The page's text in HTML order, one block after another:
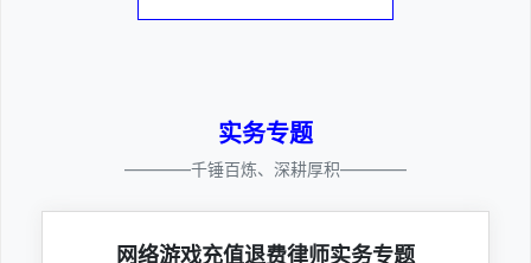
实务专题
————千锤百炼、深耕厚积————
网络游戏充值退费律师实务专题